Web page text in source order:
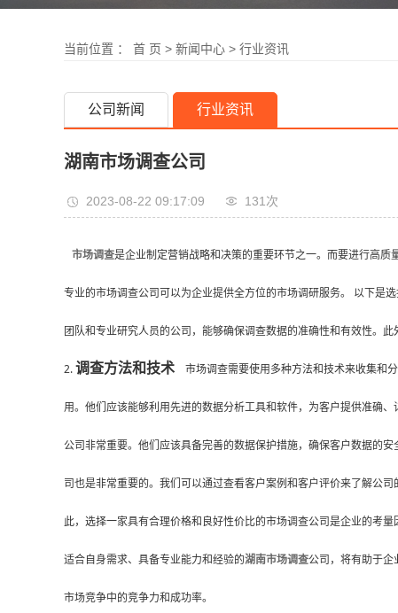
当前位置 ： 首 页 > 新闻中心 > 行业资讯
公司新闻 行业资讯
湖南市场调查公司
2023-08-22 09:17:09 131次
市场调查是企业制定营销战略和决策的重要环节之一。而要进行高
专业的市场调查公司可以为企业提供全方位的市场调研服务。 以下是
团队和专业研究人员的公司，能够确保调查数据的准确性和有效性。
2.调查方法和技术 市场调查需要使用多种方法和技术来收集和
用。他们应该能够利用先进的数据分析工具和软件，为客户提供准确
公司非常重要。他们应该具备完善的数据保护措施，确保客户数据的
司也是非常重要的。我们可以通过查看客户案例和客户评价来了解公
此，选择一家具有合理价格和良好性价比的市场调查公司是企业的考
适合自身需求、具备专业能力和经验的湖南市场调查公司，将有助于企
市场竞争中的竞争力和成功率。